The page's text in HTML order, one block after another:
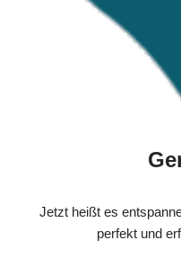
Jetzt heißt es
perfekt und